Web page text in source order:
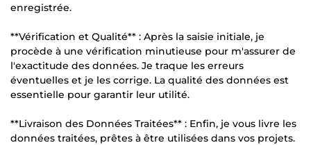
enregistrée.
**Vérification et Qualité** : Après la saisie initiale, je
procède à une vérification minutieuse pour m'assurer de
l'exactitude des données. Je traque les erreurs
éventuelles et je les corrige. La qualité des données est
essentielle pour garantir leur utilité.
**Livraison des Données Traitées** : Enfin, je vous livre les
données traitées, prêtes à être utilisées dans vos projets.